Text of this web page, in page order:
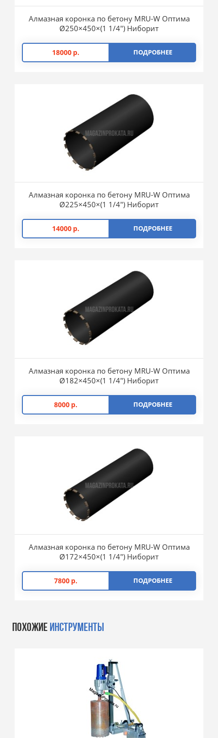
Алмазная коронка по бетону MRU-W Оптима
Ø250×450×(1 1/4″) Ниборит
18000 р. ПОДРОБНЕЕ
Алмазная коронка по бетону MRU-W Оптима
Ø225×450×(1 1/4″) Ниборит
14000 р. ПОДРОБНЕЕ
Алмазная коронка по бетону MRU-W Оптима
Ø182×450×(1 1/4″) Ниборит
8000 р. ПОДРОБНЕЕ
Алмазная коронка по бетону MRU-W Оптима
Ø172×450×(1 1/4″) Ниборит
7800 р. ПОДРОБНЕЕ
ПОХОЖИЕ ИНСТРУМЕНТЫ